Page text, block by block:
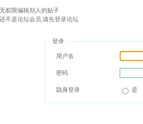
权限编辑别人的贴子
不是论坛会员,请先登录论坛
登录
用户名
密码
隐身登录 是